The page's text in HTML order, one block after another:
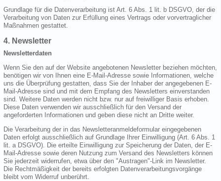
Grundlage für die Datenverarbeitung ist Art. 6 Abs. 1 lit. b DSGVO, der die
Verarbeitung von Daten zur Erfüllung eines Vertrags oder vorvertraglicher
Maßnahmen gestattet.
4. Newsletter
Newsletterdaten
Wenn Sie den auf der Website angebotenen Newsletter beziehen möchten,
benötigen wir von Ihnen eine E-Mail-Adresse sowie Informationen, welche
uns die Überprüfung gestatten, dass Sie der Inhaber der angegebenen E-
Mail-Adresse sind und mit dem Empfang des Newsletters einverstanden
sind. Weitere Daten werden nicht bzw. nur auf freiwilliger Basis erhoben.
Diese Daten verwenden wir ausschließlich für den Versand der
angeforderten Informationen und geben diese nicht an Dritte weiter.
Die Verarbeitung der in das Newsletteranmeldeformular eingegebenen
Daten erfolgt ausschließlich auf Grundlage Ihrer Einwilligung (Art. 6 Abs. 1
lit. a DSGVO). Die erteilte Einwilligung zur Speicherung der Daten, der E-
Mail-Adresse sowie deren Nutzung zum Versand des Newsletters können
Sie jederzeit widerrufen, etwa über den "Austragen"-Link im Newsletter.
Die Rechtmäßigkeit der bereits erfolgten Datenverarbeitungsvorgänge
bleibt vom Widerruf unberührt.